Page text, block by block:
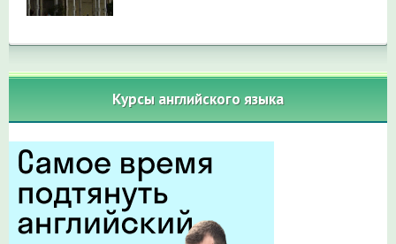
Курсы английского языка